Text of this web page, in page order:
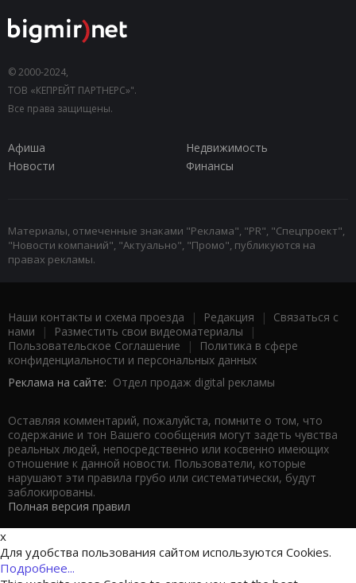
© 2000-2024,
ТОВ «КЕПРЕЙТ ПАРТНЕРС»".
Все права защищены.
Афиша
Недвижимость
Новости
Финансы
Материалы, отмеченные знаками "Реклама", "PR", "Спецпроект",
"Новости компаний", "Актуально", "Промо", публикуются на
правах рекламы.
Наши контакты и схема проезда | Редакция | Связаться с
нами | Разместить свои видеоматериалы |
Пользовательское Соглашение |
Политика в сфере
конфиденциальности и персональных данных
Реклама на сайте: Отдел продаж digital рекламы
Оставляя комментарий, пожалуйста, помните о том, что
содержание и тон Вашего сообщения могут задеть чувства
реальных людей, непосредственно или косвенно имеющих
отношение к данной новости. Пользователи, которые
нарушают эти правила грубо или систематически, будут
заблокированы.
Полная версия правил
x
Для удобства пользования сайтом используются Cookies.
Подробнее...